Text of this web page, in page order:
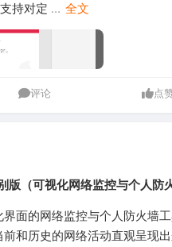
持对定 ... 全文
评论 点
（可视化网络监控与个人防火
面的网络监控与个人防火墙
和历史的网络活动直观呈现